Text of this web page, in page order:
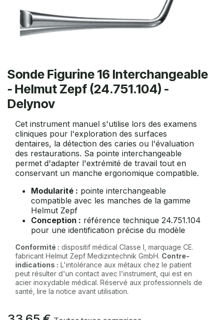
Sonde Figurine 16 Interchangeable
- Helmut Zepf (24.751.104) -
Delynov
Cet instrument manuel s'utilise lors des examens
cliniques pour l'exploration des surfaces
dentaires, la détection des caries ou l'évaluation
des restaurations. Sa pointe interchangeable
permet d'adapter l'extrémité de travail tout en
conservant un manche ergonomique compatible.
Modularité : pointe interchangeable
compatible avec les manches de la gamme
Helmut Zepf
Conception : référence technique 24.751.104
pour une identification précise du modèle
Conformité : dispositif médical Classe I, marquage CE.
fabricant Helmut Zepf Medizintechnik GmbH. Contre-
indications : L'intolérance aux métaux chez le patient
peut résulter d'un contact avec l'instrument, qui est en
acier inoxydable médical. Réservé aux professionnels de
santé, lire la notice avant utilisation.